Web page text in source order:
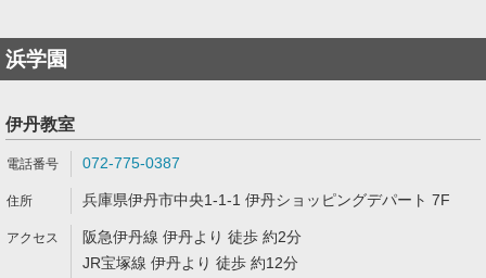
浜学園
伊丹教室
072-775-0387
兵庫県伊丹市中央1-1-1 伊丹ショッピングデパート 7F
阪急伊丹線 伊丹より 徒歩 約2分
JR宝塚線 伊丹より 徒歩 約12分